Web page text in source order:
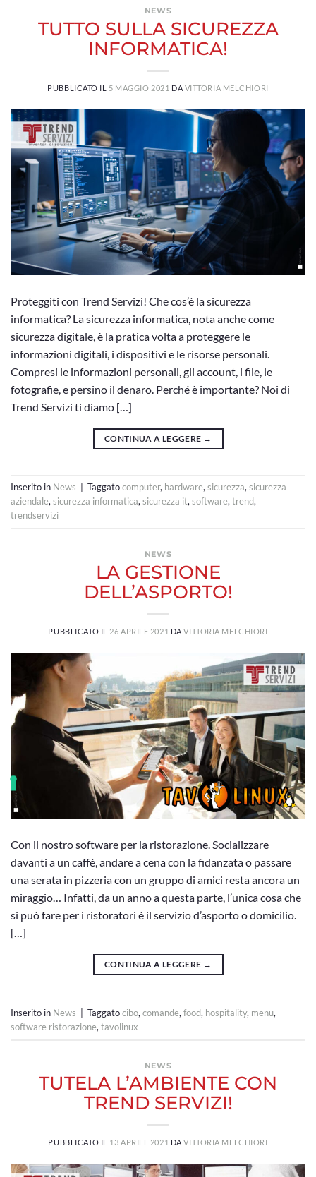
NEWS
TUTTO SULLA SICUREZZA
INFORMATICA!
PUBBLICATO IL 5 MAGGIO 2021 DA VITTORIA MELCHIORI
Proteggiti con Trend Servizi! Che cos’è la sicurezza
informatica? La sicurezza informatica, nota anche come
sicurezza digitale, è la pratica volta a proteggere le
informazioni digitali, i dispositivi e le risorse personali.
Compresi le informazioni personali, gli account, i file, le
fotografie, e persino il denaro. Perché è importante? Noi di
Trend Servizi ti diamo […]
CONTINUA A LEGGERE →
Inserito in News Taggatocomputer, hardware,sicurezza,sicurezza
aziendale,sicurezza informatica,sicurezza it,software,trend,
trendservizi
NEWS
LA GESTIONE
DELL’ASPORTO!
PUBBLICATO IL 26 APRILE 2021 DAVITTORIA MELCHIORI
Con il nostro software per la ristorazione. Socializzare
davanti a un caffè, andare a cena con la fidanzata o passare
una serata in pizzeria con un gruppo di amici resta ancora un
miraggio… Infatti, da un anno a questa parte, l’unica cosa che
si può fare per i ristoratori è il servizio d’asporto o domicilio.
[…]
CONTINUA A LEGGERE →
Inserito in News Taggatocibo, comande, food, hospitality, menu,
software ristorazione, tavolinux
NEWS
TUTELA L’AMBIENTE CON
TREND SERVIZI!
PUBBLICATO IL 13 APRILE 2021 DAVITTORIA MELCHIORI